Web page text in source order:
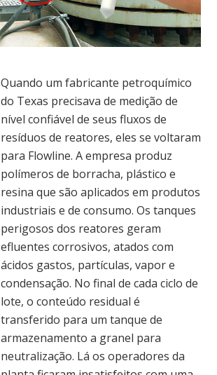
Quando um fabricante petroquímico
do Texas precisava de medição de
nível confiável de seus fluxos de
resíduos de reatores, eles se voltaram
para Flowline. A empresa produz
polímeros de borracha, plástico e
resina que são aplicados em produtos
industriais e de consumo. Os tanques
perigosos dos reatores geram
efluentes corrosivos, atados com
ácidos gastos, partículas, vapor e
condensação. No final de cada ciclo de
lote, o conteúdo residual é
transferido para um tanque de
armazenamento a granel para
neutralização. Lá os operadores da